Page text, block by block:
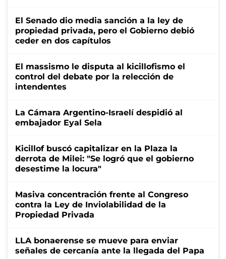
El Senado dio media sanción a la ley de
propiedad privada, pero el Gobierno debió
ceder en dos capítulos
El massismo le disputa al kicillofismo el
control del debate por la relección de
intendentes
La Cámara Argentino-Israelí despidió al
embajador Eyal Sela
Kicillof buscó capitalizar en la Plaza la
derrota de Milei: "Se logró que el gobierno
desestime la locura"
Masiva concentración frente al Congreso
contra la Ley de Inviolabilidad de la
Propiedad Privada
LLA bonaerense se mueve para enviar
señales de cercanía ante la llegada del Papa